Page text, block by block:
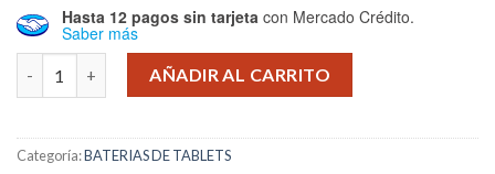
Hasta 12 pagos sin tarjeta con Mercado Crédito.
Saber más
FUNDA IMPERMEABLE CELULAR cantidad
AÑADIR AL CARRITO
Categoría:BATERIAS DE TABLETS